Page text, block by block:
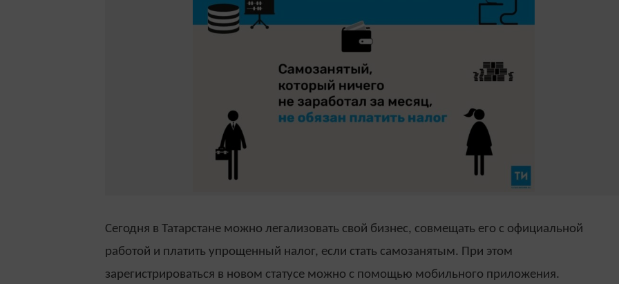
Сегодня в Татарстане можно легализовать свой бизнес, совмещать его с официальной
работой и платить упрощенный налог, если стать самозанятым. При этом
зарегистрироваться в новом статусе можно с помощью мобильного приложения.